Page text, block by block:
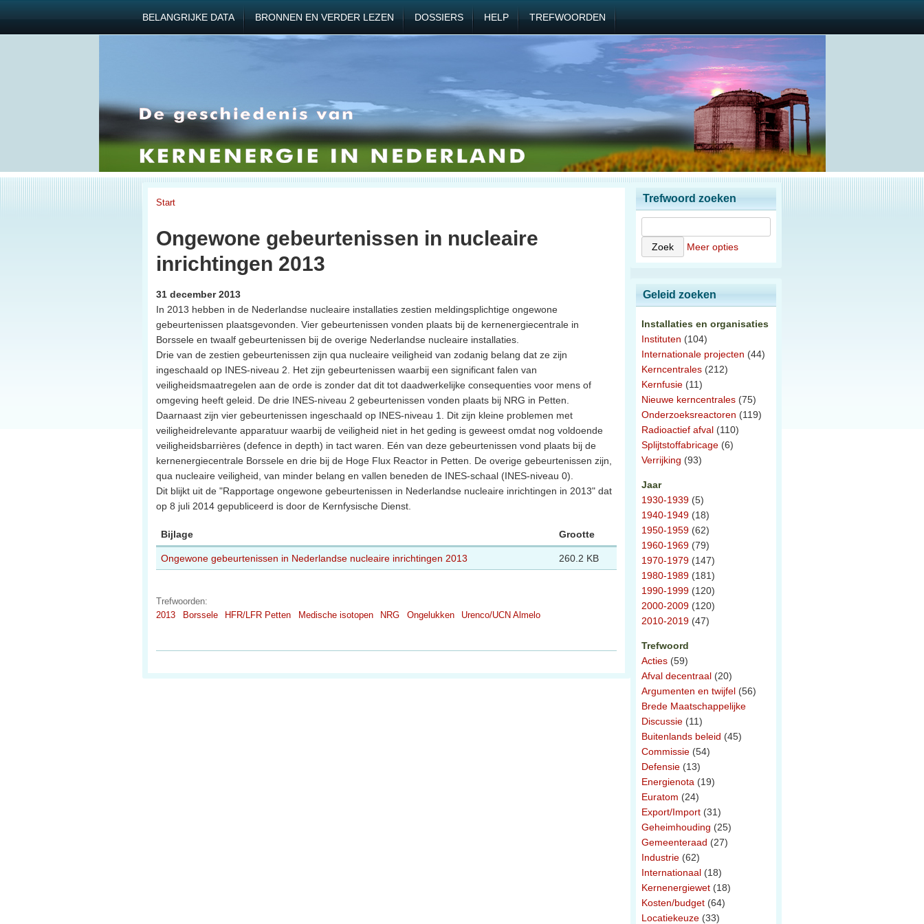
BELANGRIJKE DATA BRONNEN EN VERDER LEZEN DOSSIERS HELP TREFWOORDEN
Start
Ongewone gebeurtenissen in nucleaire
inrichtingen 2013
31 december 2013
In 2013 hebben in de Nederlandse nucleaire installaties zestien meldingsplichtige ongewone
gebeurtenissen plaatsgevonden. Vier gebeurtenissen vonden plaats bij de kernenergiecentrale in
Borssele en twaalf gebeurtenissen bij de overige Nederlandse nucleaire installaties.
Drie van de zestien gebeurtenissen zijn qua nucleaire veiligheid van zodanig belang dat ze zijn
ingeschaald op INES-niveau 2. Het zijn gebeurtenissen waarbij een significant falen van
veiligheidsmaatregelen aan de orde is zonder dat dit tot daadwerkelijke consequenties voor mens of
omgeving heeft geleid. De drie INES-niveau 2 gebeurtenissen vonden plaats bij NRG in Petten.
Daarnaast zijn vier gebeurtenissen ingeschaald op INES-niveau 1. Dit zijn kleine problemen met
veiligheidrelevante apparatuur waarbij de veiligheid niet in het geding is geweest omdat nog voldoende
veiligheidsbarrières (defence in depth) in tact waren. Eén van deze gebeurtenissen vond plaats bij de
kernenergiecentrale Borssele en drie bij de Hoge Flux Reactor in Petten. De overige gebeurtenissen zijn,
qua nucleaire veiligheid, van minder belang en vallen beneden de INES-schaal (INES-niveau 0).
Dit blijkt uit de "Rapportage ongewone gebeurtenissen in Nederlandse nucleaire inrichtingen in 2013" dat
op 8 juli 2014 gepubliceerd is door de Kernfysische Dienst.
Bijlage Grootte
Ongewone gebeurtenissen in Nederlandse nucleaire inrichtingen 2013 260.2 KB
Trefwoorden:
2013
Borssele HFR/LFR Petten Medische isotopen NRG Ongelukken Urenco/UCN Almelo
Trefwoord zoeken
Meer opties
Geleid zoeken
Installaties en organisaties
Instituten (104)
Internationale projecten (44)
Kerncentrales (212)
Kernfusie (11)
Nieuwe kerncentrales (75)
Onderzoeksreactoren (119)
Radioactief afval (110)
Splijtstoffabricage (6)
Verrijking (93)
Jaar
1930-1939 (5)
1940-1949 (18)
1950-1959 (62)
1960-1969 (79)
1970-1979 (147)
1980-1989 (181)
1990-1999 (120)
2000-2009 (120)
2010-2019 (47)
Trefwoord
Acties (59)
Afval decentraal (20)
Argumenten en twijfel (56)
Brede Maatschappelijke
Discussie (11)
Buitenlands beleid (45)
Commissie (54)
Defensie (13)
Energienota (19)
Euratom (24)
Export/Import (31)
Geheimhouding (25)
Gemeenteraad (27)
Industrie (62)
Internationaal (18)
Kernenergiewet (18)
Kosten/budget (64)
Locatiekeuze (33)